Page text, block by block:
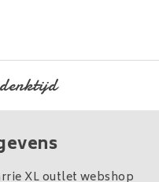
XL outlet webshop